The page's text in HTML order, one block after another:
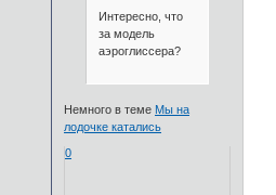
Интересно, что
за модель
аэроглиссера?
Немного в теме Мы на
лодочке катались
0